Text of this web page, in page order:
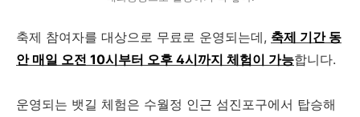
축제 참여자를 대상으로 무료로 운영되는데, 축제 기간 동
안 매일 오전 10시부터 오후 4시까지 체험이 가능합니다.
운영되는 뱃길 체험은 수월정 인근 섬진포구에서 탑승해